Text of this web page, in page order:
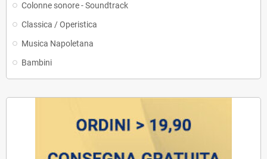
Colonne sonore - Soundtrack
Classica / Operistica
Musica Napoletana
Bambini